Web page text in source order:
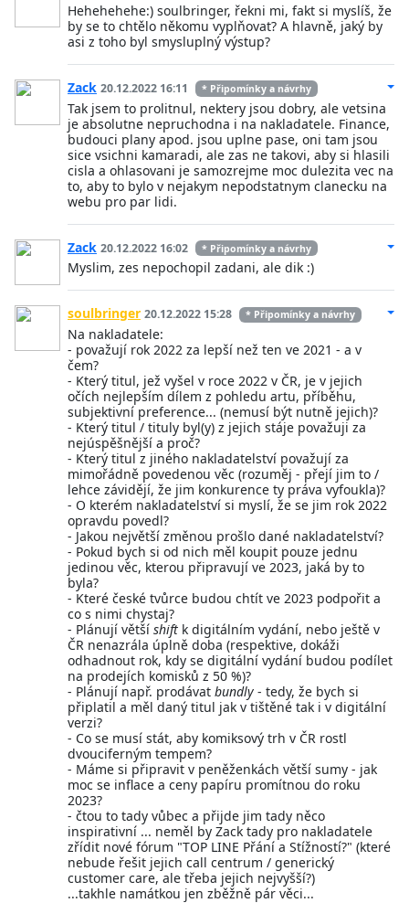
Hehehehehe:) soulbringer, řekni mi, fakt si myslíš, že
by se to chtělo někomu vyplňovat? A hlavně, jaký by
asi z toho byl smysluplný výstup?
Zack 20.12.2022 16:11 * Připomínky a návrhy
Tak jsem to prolitnul, nektery jsou dobry, ale vetsina
je absolutne nepruchodna i na nakladatele. Finance,
budouci plany apod. jsou uplne pase, oni tam jsou
sice vsichni kamaradi, ale zas ne takovi, aby si hlasili
cisla a ohlasovani je samozrejme moc dulezita vec na
to, aby to bylo v nejakym nepodstatnym clanecku na
webu pro par lidi.
Zack 20.12.2022 16:02 * Připomínky a návrhy
Myslim, zes nepochopil zadani, ale dik :)
soulbringer 20.12.2022 15:28 * Připomínky a návrhy
Na nakladatele:
- považují rok 2022 za lepší než ten ve 2021 - a v
čem?
- Který titul, jež vyšel v roce 2022 v ČR, je v jejich
očích nejlepším dílem z pohledu artu, příběhu,
subjektivní preference... (nemusí být nutně jejich)?
- Který titul / tituly byl(y) z jejich stáje považuji za
nejúspěšnější a proč?
- Který titul z jiného nakladatelství považují za
mimořádně povedenou věc (rozuměj - přejí jim to /
lehce závidějí, že jim konkurence ty práva vyfoukla)?
- O kterém nakladatelství si myslí, že se jim rok 2022
opravdu povedl?
- Jakou největší změnou prošlo dané nakladatelství?
- Pokud bych si od nich měl koupit pouze jednu
jedinou věc, kterou připravují ve 2023, jaká by to
byla?
- Které české tvůrce budou chtít ve 2023 podpořit a
co s nimi chystaj?
- Plánují větší shift k digitálním vydání, nebo ještě v
ČR nenazrála úplně doba (respektive, dokáži
odhadnout rok, kdy se digitální vydání budou podílet
na prodejích komisků z 50 %)?
- Plánují např. prodávat bundly - tedy, že bych si
připlatil a měl daný titul jak v tištěné tak i v digitální
verzi?
- Co se musí stát, aby komiksový trh v ČR rostl
dvouciferným tempem?
- Máme si připravit v peněženkách větší sumy - jak
moc se inflace a ceny papíru promítnou do roku
2023?
- čtou to tady vůbec a přijde jim tady něco
inspirativní ... neměl by Zack tady pro nakladatele
zřídit nové fórum "TOP LINE Přání a Stížností?" (které
nebude řešit jejich call centrum / generický
customer care, ale třeba jejich nejvyšší?)
...takhle namátkou jen zběžně pár věci...